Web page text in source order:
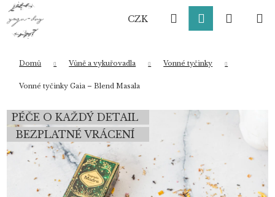
Přejít
obsah
CZK HledatPřihlášení
Domů Vůně a vykuřovadla Vonné tyčinky
Vonné tyčinky Gaia – Blend Masala
PÉČE O KAŽDÝ DETAIL
BEZPLATNÉ VRÁCENÍ
K
o
Zpět
Zpět
Co potřebujete najít?
HLEDAT
Doporučujeme